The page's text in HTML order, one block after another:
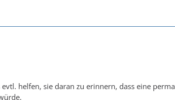
helfen, sie daran zu erinnern, dass eine